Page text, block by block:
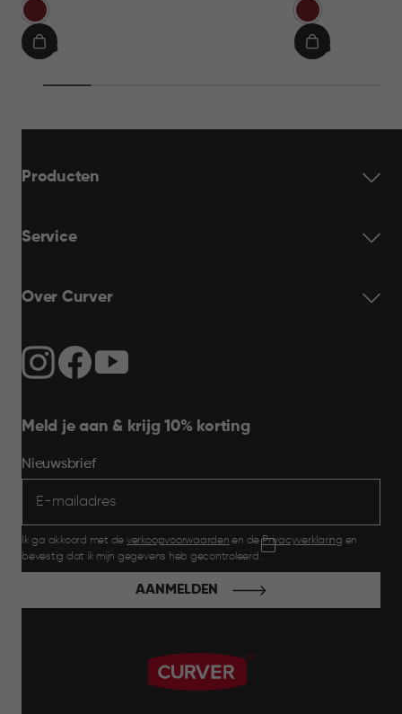
Rood
€€ 9,95
IN
Rood
€€ 9,95
IN
Producten
Service
Over Curver
Meld je aan & krijg 10% korting
Nieuwsbrief
Ik ga akkoord met de verkoopvoorwaarden en dePrivacyverklaring en
bevestig dat ik mijn gegevens heb gecontroleerd.
AANMELDEN